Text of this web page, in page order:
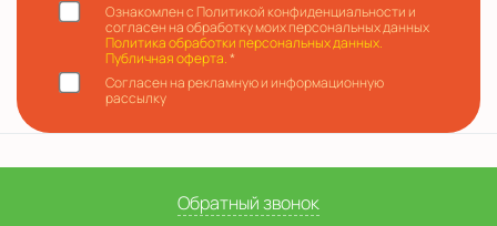
Ознакомлен с Политикой конфиденциальности и
согласен на обработку моих персональных данных
Политика обработки персональных данных.
Публичная оферта.*
Согласен на рекламную и информационную
рассылку
Обратный звонок